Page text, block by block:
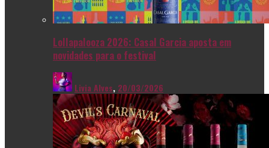
Lollapalooza 2026: Casal Garcia aposta em
novidades para o festival
Livia Alves, 20/03/2026